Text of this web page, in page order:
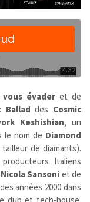
vous évader et de
Ballad des Cosmic
Keshishian, un
le nom de Diamond
de diamants).
Italiens
Nicola Sansoni et de
années 2000 dans